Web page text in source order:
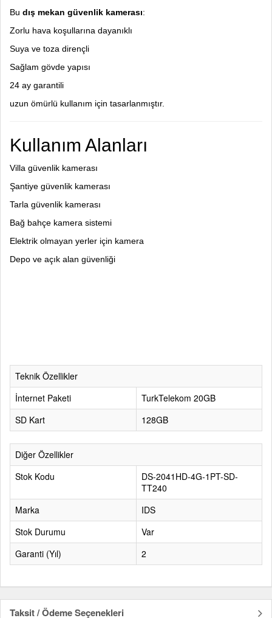
Bu dış mekan güvenlik kamerası:
Zorlu hava koşullarına dayanıklı
Suya ve toza dirençli
Sağlam gövde yapısı
24 ay garantili
uzun ömürlü kullanım için tasarlanmıştır.
Kullanım Alanları
Villa güvenlik kamerası
Şantiye güvenlik kamerası
Tarla güvenlik kamerası
Bağ bahçe kamera sistemi
Elektrik olmayan yerler için kamera
Depo ve açık alan güvenliği
Teknik Özellikler
İnternet Paketi
TurkTelekom 20GB
SD Kart
128GB
Diğer Özellikler
Stok Kodu
DS-2041HD-4G-1PT-SD-
TT240
Marka
IDS
Stok Durumu
Var
Garanti (Yıl)
2
Taksit / Ödeme Seçenekleri